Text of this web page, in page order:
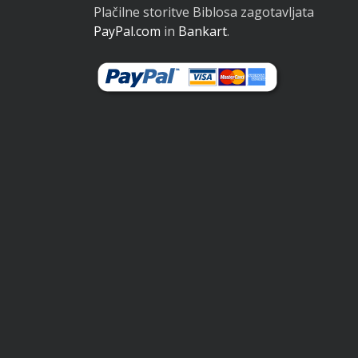
Plačilne storitve Biblosa zagotavljata
PayPal.com in Bankart.